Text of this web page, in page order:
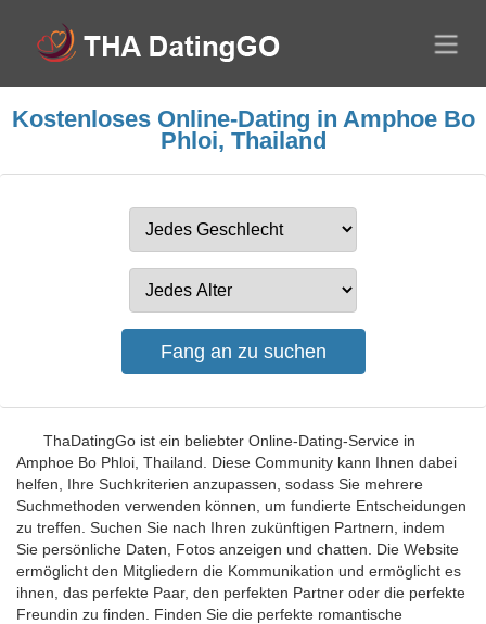
Kostenloses Online-Dating in Amphoe Bo
Phloi, Thailand
ThaDatingGo ist ein beliebter Online-Dating-Service in
Amphoe Bo Phloi, Thailand. Diese Community kann Ihnen dabei
helfen, Ihre Suchkriterien anzupassen, sodass Sie mehrere
Suchmethoden verwenden können, um fundierte Entscheidungen
zu treffen. Suchen Sie nach Ihren zukünftigen Partnern, indem
Sie persönliche Daten, Fotos anzeigen und chatten. Die Website
ermöglicht den Mitgliedern die Kommunikation und ermöglicht es
ihnen, das perfekte Paar, den perfekten Partner oder die perfekte
Freundin zu finden. Finden Sie die perfekte romantische